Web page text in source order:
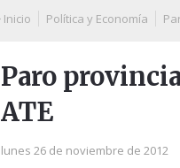
Inicio Política y Economía
Paro
ATE
lunes 26 de noviembre de 2012